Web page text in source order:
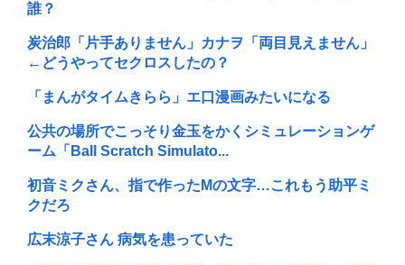
誰？
炭治郎「片手ありません」カナヲ「両目見えません」
←どうやってセクロスしたの？
「まんがタイムきらら」エ口漫画みたいになる
公共の場所でこっそり金玉をかくシミュレーションゲ
ーム「Ball Scratch Simulato...
初音ミクさん、指で作ったMの文字…これもう助平ミ
クだろ
広末涼子さん 病気を患っていた